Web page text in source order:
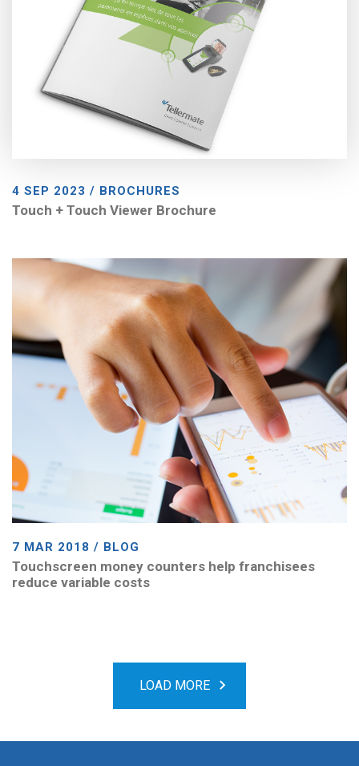
4 SEP 2023 / BROCHURES
Touch + Touch Viewer Brochure
7 MAR 2018 / BLOG
Touchscreen money counters help franchisees
reduce variable costs
LOAD MORE